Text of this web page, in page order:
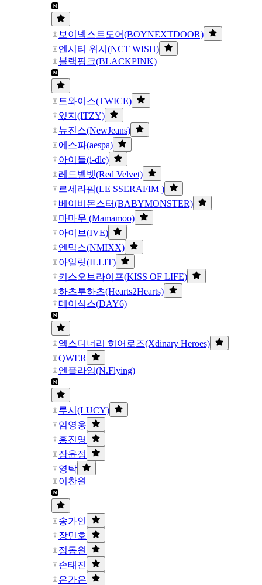
보이넥스트도어(BOYNEXTDOOR)
엔시티 위시(NCT WISH)
블랙핑크(BLACKPINK)
트와이스(TWICE)
있지(ITZY)
뉴진스(NewJeans)
에스파(aespa)
아이들(i-dle)
레드벨벳(Red Velvet)
르세라핌(LE SSERAFIM )
베이비몬스터(BABYMONSTER)
마마무 (Mamamoo)
아이브(IVE)
엔믹스(NMIXX)
아일릿(ILLIT)
키스오브라이프(KISS OF LIFE)
하츠투하츠(Hearts2Hearts)
데이식스(DAY6)
엑스디너리 히어로즈(Xdinary Heroes)
QWER
엔플라잉(N.Flying)
루시(LUCY)
임영웅
홍진영
장윤정
영탁
이찬원
송가인
장민호
정동원
손태진
은가은